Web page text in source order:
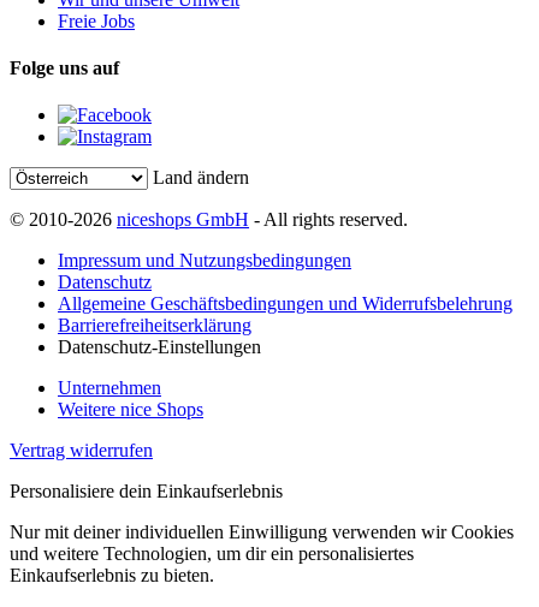
Freie Jobs
Folge uns auf
Land ändern
© 2010-2026 niceshops GmbH - All rights reserved.
Impressum und Nutzungsbedingungen
Datenschutz
Allgemeine Geschäftsbedingungen und Widerrufsbelehrung
Barrierefreiheitserklärung
Datenschutz-Einstellungen
Unternehmen
Weitere nice Shops
Vertrag widerrufen
Personalisiere dein Einkaufserlebnis
Nur mit deiner individuellen Einwilligung verwenden wir Cookies
und weitere Technologien, um dir ein personalisiertes
Einkaufserlebnis zu bieten.